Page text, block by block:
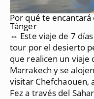
Por qué te
Tánger
⇔ Este viaje de 7
tour por el desierto
que realicen un viaje
Marrakech y se
visitar Chefchaouen,
Fez a través del